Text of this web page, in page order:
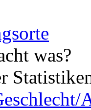
was?